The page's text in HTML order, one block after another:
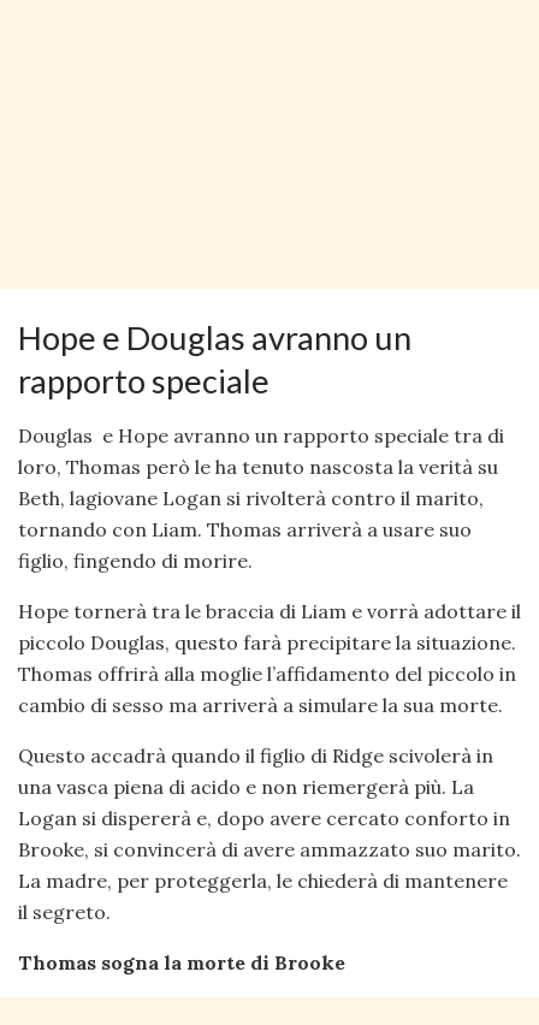
Hope e Douglas avranno un
rapporto speciale
Douglas e Hope avranno un rapporto speciale tra di
loro, Thomas però le ha tenuto nascosta la verità su
Beth, lagiovane Logan si rivolterà contro il marito,
tornando con Liam. Thomas arriverà a usare suo
figlio, fingendo di morire.
Hope tornerà tra le braccia di Liam e vorrà adottare il
piccolo Douglas, questo farà precipitare la situazione.
Thomas offrirà alla moglie l’affidamento del piccolo in
cambio di sesso ma arriverà a simulare la sua morte.
Questo accadrà quando il figlio di Ridge scivolerà in
una vasca piena di acido e non riemergerà più. La
Logan si dispererà e, dopo avere cercato conforto in
Brooke, si convincerà di avere ammazzato suo marito.
La madre, per proteggerla, le chiederà di mantenere
il segreto.
Thomas sogna la morte di Brooke